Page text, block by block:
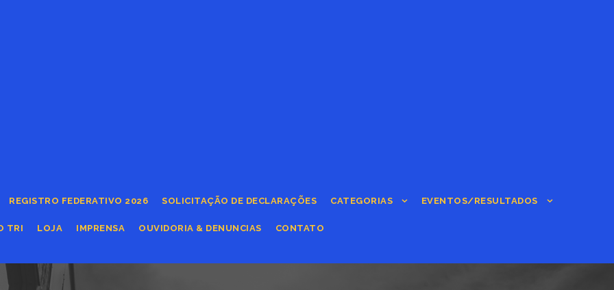
REGISTRO FEDERATIVO 2026 SOLICITAÇÃO DE DECLARAÇÕES CATEGORIAS EVENTOS/RESULTADOS
TRI LOJA IMPRENSA OUVIDORIA & DENUNCIAS CONTATO